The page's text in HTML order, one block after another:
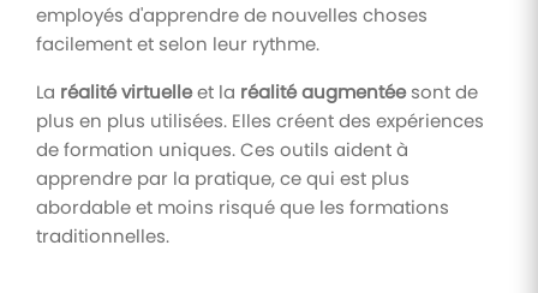
employés d'apprendre de nouvelles choses
facilement et selon leur rythme.
La réalité virtuelleet la réalité augmentéesont de
plus en plus utilisées. Elles créent des expériences
de formation uniques. Ces outils aident à
apprendre par la pratique, ce qui est plus
abordable et moins risqué que les formations
traditionnelles.